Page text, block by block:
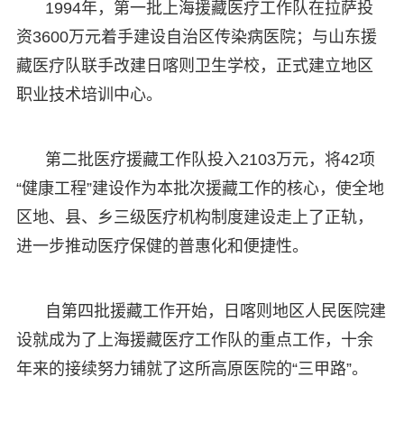
1994年，第一批上海援藏医疗工作队在拉萨投
资3600万元着手建设自治区传染病医院；与山东援
藏医疗队联手改建日喀则卫生学校，正式建立地区
职业技术培训中心。
第二批医疗援藏工作队投入2103万元，将42项
“健康工程”建设作为本批次援藏工作的核心，使全地
区地、县、乡三级医疗机构制度建设走上了正轨，
进一步推动医疗保健的普惠化和便捷性。
自第四批援藏工作开始，日喀则地区人民医院建
设就成为了上海援藏医疗工作队的重点工作，十余
年来的接续努力铺就了这所高原医院的“三甲路”。